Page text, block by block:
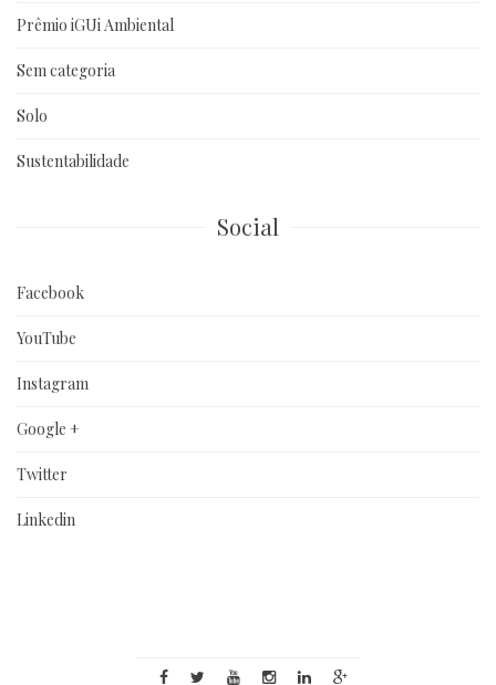
Prêmio iGUi Ambiental
Sem categoria
Solo
Sustentabilidade
Social
Facebook
YouTube
Instagram
Google +
Twitter
Linkedin